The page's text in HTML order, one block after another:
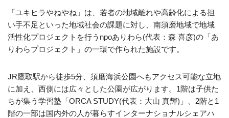
「ユキヒラやねやね」は、若者の地域離れや高齢化による担
い手不足といった地域社会の課題に対し、南須磨地域で地域
活性化プロジェクトを行うnpoありわら(代表：森 喜彦)の「あ
りわらプロジェクト」の一環で作られた施設です。
JR鷹取駅から徒歩5分、須磨海浜公園へもアクセス可能な立地
に加え、西側には広々とした公園が広がります。1階は子供た
ちが集う学習塾「ORCA STUDY(代表：大山 真輝)」、2階と1
階の一部は国内外の人が暮らすインターナショナルシェアハ